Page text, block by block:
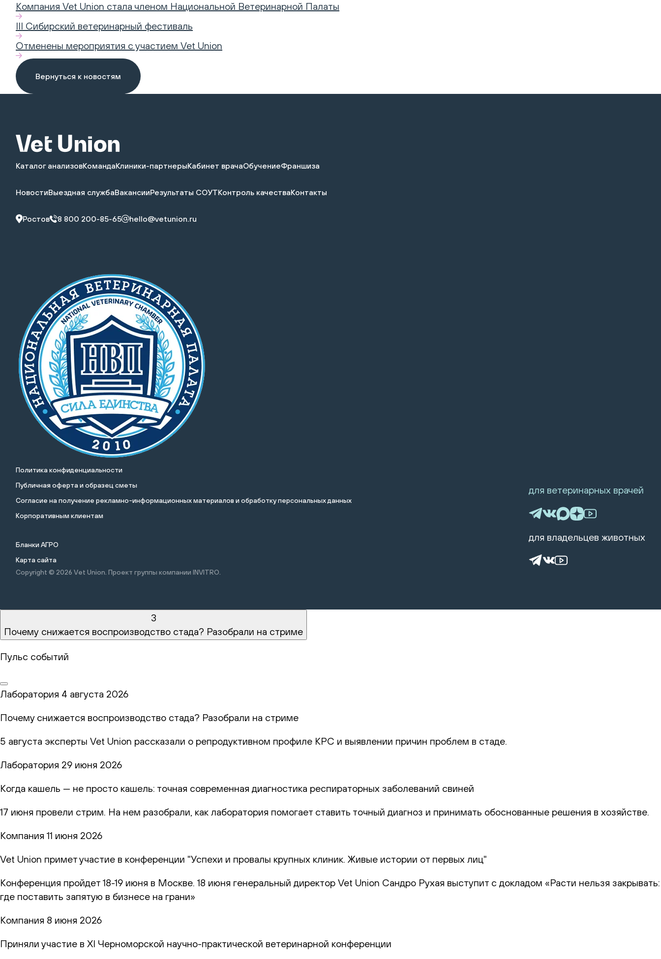
Компания Vet Union стала членом Национальной Ветеринарной Палаты
III Сибирский ветеринарный фестиваль
Отменены мероприятия с участием Vet Union
Вернуться к новостям
Каталог анализовКомандаКлиники-партнерыКабинет врачаОбучениеФраншиза
НовостиВыездная службаВакансииРезультаты СОУТКонтроль качестваКонтакты
Ростов 8 800 200-85-65 hello@vetunion.ru
Политика конфиденциальности
Публичная оферта и образец сметы
Cогласие на получение рекламно-информационных материалов и обработку персональных данных
Корпоративным клиентам
Бланки АГРО
Карта сайта
Copyright © 2026 Vet Union. Проект группы компании INVITRO.
для ветеринарных врачей
для владельцев животных
3
Почему снижается воспроизводство стада? Разобрали на стриме
Пульс событий
Лаборатория 4 августа 2026
Почему снижается воспроизводство стада? Разобрали на стриме
5 августа эксперты Vet Union рассказали о репродуктивном профиле КРС и выявлении причин проблем в стаде.
Лаборатория 29 июня 2026
Когда кашель — не просто кашель: точная современная диагностика респираторных заболеваний свиней
17 июня провели стрим. На нем разобрали, как лаборатория помогает ставить точный диагноз и принимать обоснованные решения в хозяйстве.
Компания 11 июня 2026
Vet Union примет участие в конференции "Успехи и провалы крупных клиник. Живые истории от первых лиц"
Конференция пройдет 18-19 июня в Москве. 18 июня генеральный директор Vet Union Сандро Рухая выступит с докладом «Расти нельзя закрывать:
где поставить запятую в бизнесе на грани»
Компания 8 июня 2026
Приняли участие в XI Черноморской научно-практической ветеринарной конференции